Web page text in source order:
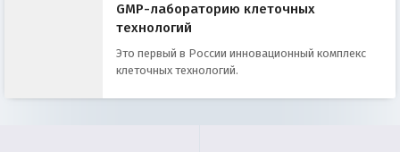
GMP-лабораторию клеточных
технологий
Это первый в России инновационный комплекс
клеточных технологий.